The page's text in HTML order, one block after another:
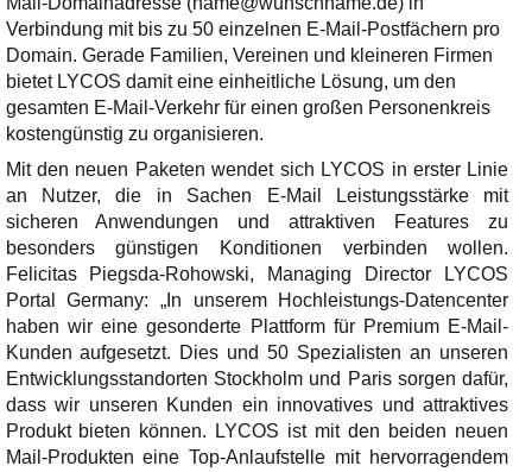
Verbindung mit bis zu 50 einzelnen E-Mail-Postfächern pro
Domain. Gerade Familien, Vereinen und kleineren Firmen
bietet LYCOS damit eine einheitliche Lösung, um den
gesamten E-Mail-Verkehr für einen großen Personenkreis
kostengünstig zu organisieren.
Mit den neuen Paketen wendet sich LYCOS in erster Linie
an Nutzer, die in Sachen E-Mail Leistungsstärke mit
sicheren Anwendungen und attraktiven Features zu
besonders günstigen Konditionen verbinden wollen.
Felicitas Piegsda-Rohowski, Managing Director LYCOS
Portal Germany: „In unserem Hochleistungs-Datencenter
haben wir eine gesonderte Plattform für Premium E-Mail-
Kunden aufgesetzt. Dies und 50 Spezialisten an unseren
Entwicklungsstandorten Stockholm und Paris sorgen dafür,
dass wir unseren Kunden ein innovatives und attraktives
Produkt bieten können. LYCOS ist mit den beiden neuen
Mail-Produkten eine Top-Anlaufstelle mit hervorragendem